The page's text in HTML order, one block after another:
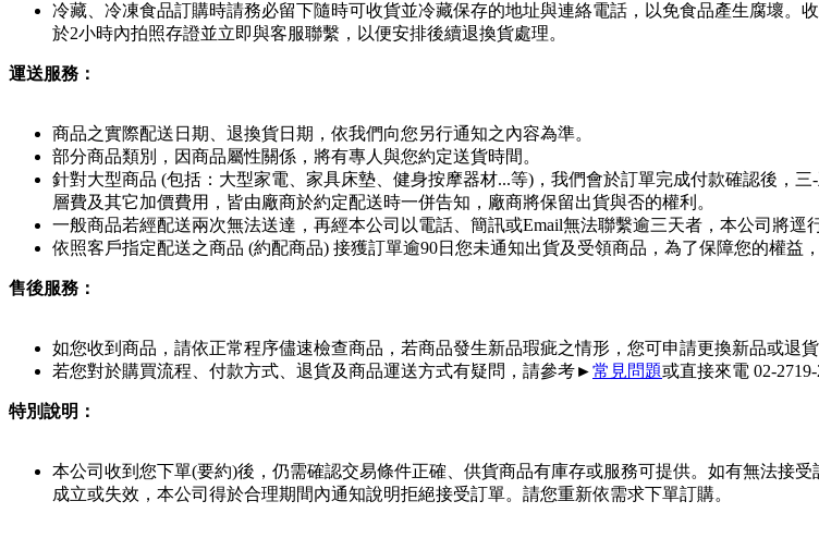
冷藏、冷凍食品訂購時請務必留下隨時可收貨並冷藏保存的地址與連絡電話，以免食品產生腐壞
於2小時內拍照存證並立即與客服聯繫，以便安排後續退換貨處理。
運送服務：
商品之實際配送日期、退換貨日期，依我們向您另行通知之內容為準。
部分商品類別，因商品屬性關係，將有專人與您約定送貨時間。
針對大型商品 (包括：大型家電、家具床墊、健身按摩器材...等)，我們會於訂單完成付款確認後，
層費及其它加價費用，皆由廠商於約定配送時一併告知，廠商將保留出貨與否的權利。
一般商品若經配送兩次無法送達，再經本公司以電話、簡訊或Email無法聯繫逾三天者，本公司將逕
依照客戶指定配送之商品 (約配商品) 接獲訂單逾90日您未通知出貨及受領商品，為了保障您的權益
售後服務：
如您收到商品，請依正常程序儘速檢查商品，若商品發生新品瑕疵之情形，您可申請更換新品或退
若您對於購買流程、付款方式、退貨及商品運送方式有疑問，請參考►常見問題或直接來電 02-2719-
特別說明：
本公司收到您下單(要約)後，仍需確認交易條件正確、供貨商品有庫存或服務可提供。如有無法接
成立或失效，本公司得於合理期間內通知說明拒絕接受訂單。請您重新依需求下單訂購。